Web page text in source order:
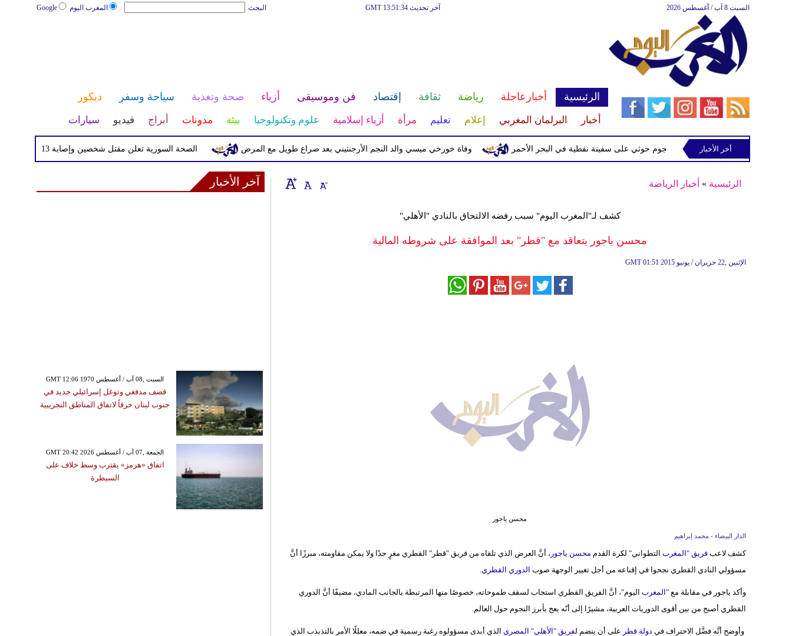
المغرب اليوم Google البحث آخر تحديث GMT 13:51:34 السبت 8 آب / أغسطس 2026
الرئيسية أخبارعاجلة رياضة ثقافة إقتصاد فن وموسيقى أزياء صحة وتغذية سياحة وسفر ديكور
أخبار البرلمان المغربي إعلام تعليم مرأة أزياء إسلامية علوم وتكنولوجيا بيئة مدونات أبراج فيديو سيارات
الصحة السورية تعلن مقتل شخصين وإصابة 13 بانفجار مركبة قرب دمشق وفاة خورخي ميسي والد النجم الأرجنتيني بعد صراع طويل مع المرض إحباط هجوم حوثي على سفينة نفطية في البحر الأحمرأخر الأخبار
الرئيسية » أخبار الرياضة
كشف لـ"المغرب اليوم" سبب رفضه الالتحاق بالنادي "الأهلي"
محسن ياجور يتعاقد مع "قطر" بعد الموافقة على شروطه المالية
GMT 01:51 2015 الإثنين ,22 حزيران / يونيو
محسن ياجور
الدار البيضاء - محمد إبراهيم
كشف لاعب فريق "المغربالتطواني" لكرة القدم محسن ياجور ، أنَّ العرض الذي تلقاه من فريق "قطر" القطري مغرٍ جدًا ولا يمكن مقاومته، مبرزًا أنَّ
مسؤولي النادي القطري نجحوا في إقناعه من أجل تغيير الوجهة صوب الدوري القطري.
وأكد ياجور في مقابلة مع "المغرباليوم"، أنَّ الفريق القطري استجاب لسقف طموحاته، خصوصًا منها المرتبطة بالجانب المادي، مضيفًا أنَّ الدوري
القطري أصبح من بين أقوى الدوريات العربية، مشيرًا إلى أنّه يعج بأبرز النجوم حول العالم.
وأوضح أنَّه فضَّل الاحتراف فيدولة قطر على أن ينضم لفريق "الأهلي" المصريالذي أبدى مسؤولوه رغبة رسمية في ضمه، معللًا الأمر بالتذبذب الذي
آخر الأخبار
GMT 12:06 1970 السبت ,08 آب / أغسطس
قصف مدفعي وتوغل إسرائيلي جديد في
جنوب لبنان خرقاً لاتفاق المناطق التجريبية
GMT 20:42 2026 الجمعة ,07 آب / أغسطس
اتفاق «هرمز» يقترب وسط خلاف على
السيطرة